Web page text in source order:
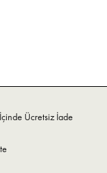
Ücretsiz İade